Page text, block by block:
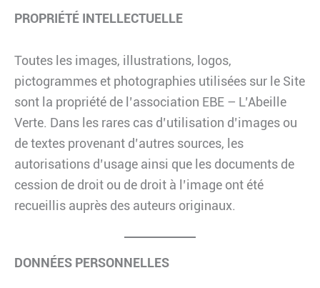
PROPRIÉTÉ INTELLECTUELLE
Toutes les images, illustrations, logos,
pictogrammes et photographies utilisées sur le Site
sont la propriété de l’association EBE – L’Abeille
Verte. Dans les rares cas d’utilisation d’images ou
de textes provenant d’autres sources, les
autorisations d’usage ainsi que les documents de
cession de droit ou de droit à l’image ont été
recueillis auprès des auteurs originaux.
DONNÉES PERSONNELLES